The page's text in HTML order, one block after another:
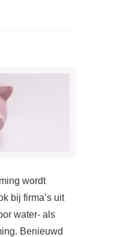
wordt
bij firma’s uit
water- als
Benieuwd